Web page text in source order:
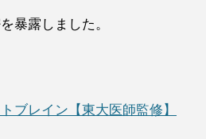
暴露しました。
ブレイン【東大医師監修】